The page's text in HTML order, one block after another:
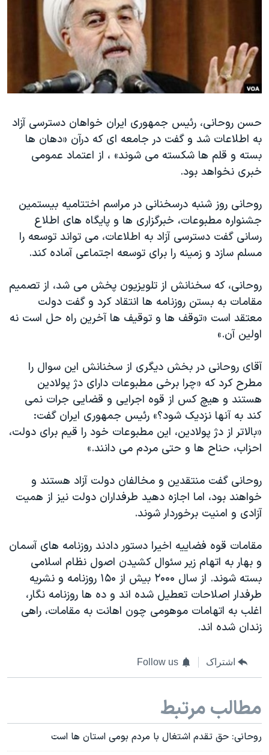
اقتصادی
علم و فناوری
گالری عکس
آرشیو پخش زنده
انتخابات ریاست جمهوری آمریکا ۲۰۲۴
حمله جمهوری اسلامی به اسرائیل
رمز مهسا
اعتراضات زن، زندگی، آزادی
مجموعه مستندهای دادخواهی
تریبونال مردمی آبان ۹۸
چهل سال گروگان‌گیری
قانون شفافیت دارائی کادر رهبری ایران
اعتراضات مردمی آبان ۹۸
نرگس محمدی برنده جایزه نوبل صلح
همایش محافظه‌کاران آمریکا «سی‌پک»
صفحه‌های ویژه
زبانهای مختلف
حسن روحانی، رئیس جمهوری ایران خواهان دسترسی آزاد
به اطلاعات شد و گفت در جامعه ای که درآن «دهان ها
بسته و قلم ها شکسته می شوند» ، از اعتماد عمومی
خبری نخواهد بود.
روحانی روز شنبه درسخنانی در مراسم اختتامیه بیستمین
جشنواره مطبوعات، خبرگزاری ها و پایگاه های اطلاع
رسانی گفت دسترسی آزاد به اطلاعات، می تواند توسعه را
مسلم سازد و زمینه را برای توسعه اجتماعی آماده کند.
روحانی، که سخنانش از تلویزیون پخش می شد، از تصمیم
مقامات به بستن روزنامه ها انتقاد کرد و گفت دولت
معتقد است «توقف ها و توقیف ها آخرین راه حل است نه
اولین آن.»
آقای روحانی در بخش دیگری از سخنانش این سوال را
مطرح کرد که «چرا برخی مطبوعات دارای دژ پولادین
هستند و هیچ کس از قوه اجرایی و قضایی جرات نمی
کند به آنها نزدیک شود؟» رئیس جمهوری ایران گفت:
«بالاتر از دژ پولادین، این مطبوعات خود را قیم برای دولت،
احزاب، حناح ها و حتی مردم می دانند.»
روحانی گفت منتقدین و مخالفان دولت آزاد هستند و
خواهند بود، اما اجازه دهید طرفداران دولت نیز از همیت
آزادی و امنیت برخوردار شوند.
مقامات قوه فضاییه اخیرا دستور دادند روزنامه های آسمان
و بهار به اتهام زیر سئوال کشیدن اصول نظام اسلامی
بسته شوند. از سال ۲۰۰۰ بیش از ۱۵۰ روزنامه و نشریه
طرفدار اصلاحات تعطیل شده اند و ده ها روزنامه نگار،
اغلب به اتهامات موهومی چون اهانت به مقامات، راهی
زندان شده اند.
اشتراک Follow us
مطالب مرتبط
روحانی: حق تقدم اشتغال با مردم بومی استان ها است